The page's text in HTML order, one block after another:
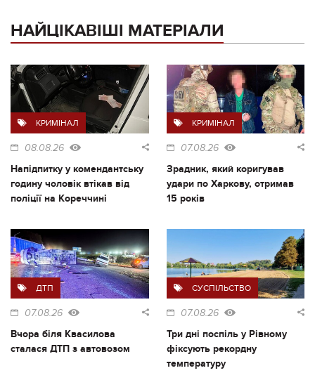
НАЙЦІКАВІШІ МАТЕРІАЛИ
КРИМІНАЛ
08.08.26
Напідпитку у комендантську
годину чоловік втікав від
поліції на Кореччині
КРИМІНАЛ
07.08.26
Зрадник, який коригував
удари по Харкову, отримав
15 років
ДТП
07.08.26
Вчора біля Квасилова
сталася ДТП з автовозом
СУСПІЛЬСТВО
07.08.26
Три дні поспіль у Рівному
фіксують рекордну
температуру